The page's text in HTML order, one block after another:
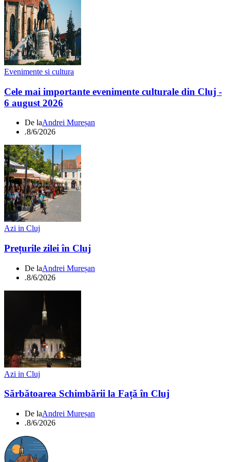
Evenimente si cultura
Cele mai importante evenimente culturale din Cluj -
6 august 2026
De laAndrei Mureșan
.8/6/2026
Azi in Cluj
Prețurile zilei în Cluj
De laAndrei Mureșan
.8/6/2026
Azi in Cluj
Sărbătoarea Schimbării la Față în Cluj
De laAndrei Mureșan
.8/6/2026